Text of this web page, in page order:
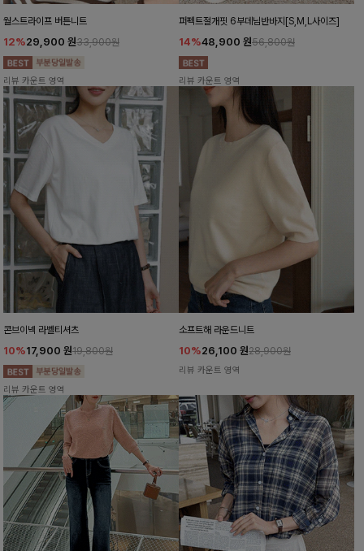
월스트라이프 버튼니트
12%29,900 원33,900원
리뷰 카운트 영역
퍼펙트절개핏 6부데님반바지[S,M,L사이즈]
14%48,900 원56,800원
리뷰 카운트 영역
콘브이넥 라벨티셔츠
10%17,900 원19,800원
리뷰 카운트 영역
소프트해 라운드니트
10%26,100 원28,900원
리뷰 카운트 영역